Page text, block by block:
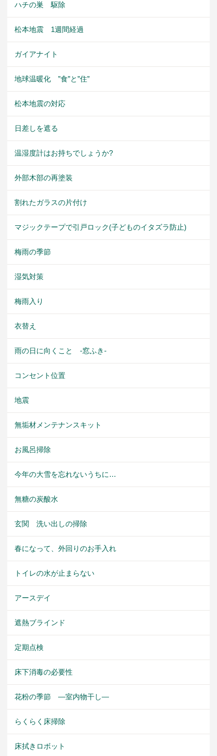
ハチの巣 駆除
松本地震 1週間経過
ガイアナイト
地球温暖化 ”食”と”住”
松本地震の対応
日差しを遮る
温湿度計はお持ちでしょうか?
外部木部の再塗装
割れたガラスの片付け
マジックテープで引戸ロック(子どものイタズラ防止)
梅雨の季節
湿気対策
梅雨入り
衣替え
雨の日に向くこと -窓ふき-
コンセント位置
地震
無垢材メンテナンスキット
お風呂掃除
今年の大雪を忘れないうちに…
無糖の炭酸水
玄関 洗い出しの掃除
春になって、外回りのお手入れ
トイレの水が止まらない
アースデイ
遮熱ブラインド
定期点検
床下消毒の必要性
花粉の季節 ―室内物干し―
らくらく床掃除
床拭きロボット